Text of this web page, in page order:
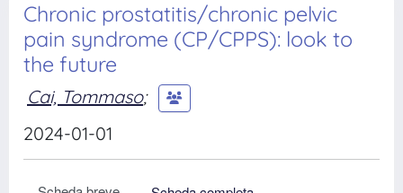
Chronic prostatitis/chronic pelvic
pain syndrome (CP/CPPS): look to
the future
Cai, Tommaso;
2024-01-01